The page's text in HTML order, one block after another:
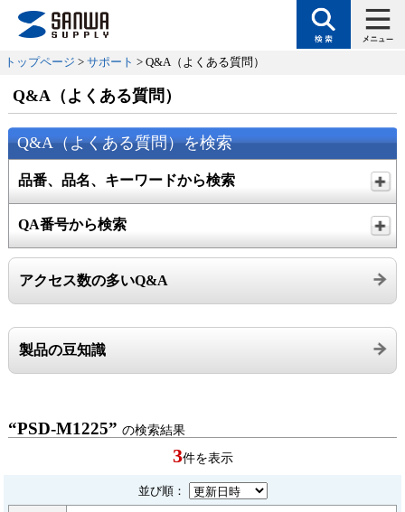
トップページ > サポート > Q&A（よくある質問）
Q&A（よくある質問）
Q&A（よくある質問）を検索
品番、品名、キーワードから検索
QA番号から検索
アクセス数の多いQ&A
製品の豆知識
“PSD-M1225”の検索結果
3件を表示
並び順：